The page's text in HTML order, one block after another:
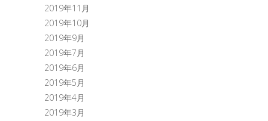
2019年11月
2019年10月
2019年9月
2019年7月
2019年6月
2019年5月
2019年4月
2019年3月